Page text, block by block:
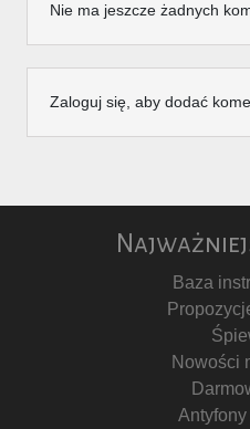
Nie ma jeszcze żadnych
Zaloguj się, aby dodać
Baza
Nowości